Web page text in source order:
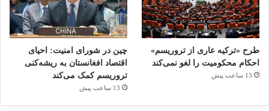
طرح «ترکیه عاری از تروریسم»
احکام محکومیت را لغو نمی‌کند
13 ساعت پیش
چین در شورای امنیت: احیای
اقتصاد افغانستان به ریشه‌کنی
تروریسم کمک می‌کند
13 ساعت پیش